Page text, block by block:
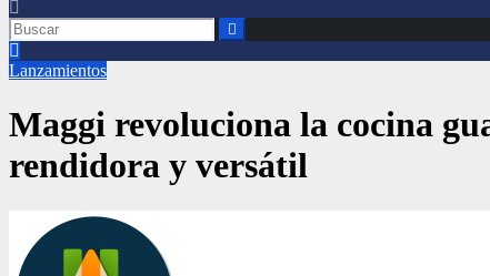
Lanzamientos
Maggi revoluciona la cocina
rendidora y versátil